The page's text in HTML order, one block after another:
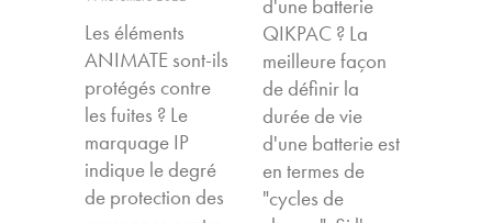
Les éléments
ANIMATE sont-ils
protégés contre
les fuites ? Le
marquage IP
indique le degré
de protection des
d'une batterie
QIKPAC ? La
meilleure façon
de définir la
durée de vie
d'une batterie est
en termes de
"cycles de